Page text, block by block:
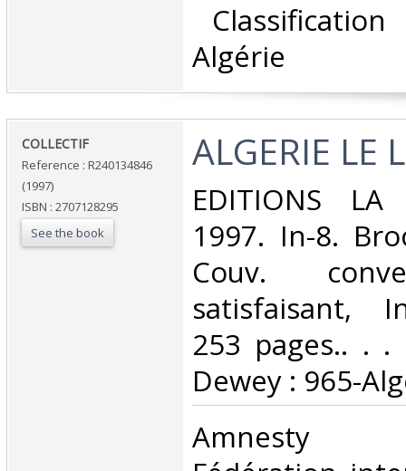
Algérie‎
‎COLLECTIF‎
Reference : R240134846
(1997)
ISBN : 2707128295
See the book
‎ALGERIE LE
‎EDITIONS LA
1997. In-8.
Couv.
satisfaisant,
253 pages.. . .
Dewey : 965-
‎Amnesty